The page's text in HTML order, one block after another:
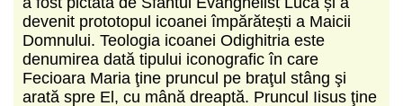
devenit prototopul icoanei împărătești a Maicii
Domnului. Teologia icoanei Odighitria este
denumirea dată tipului iconografic în care
Fecioara Maria ţine pruncul pe braţul stâng şi
arată spre El, cu mână dreaptă. Pruncul Iisus ţine